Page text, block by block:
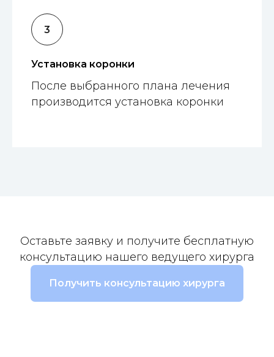
Установка коронки
После выбранного плана лечения
производится установка коронки
Оставьте заявку и получите бесплатную
консультацию нашего ведущего хирурга
Получить консультацию хирурга